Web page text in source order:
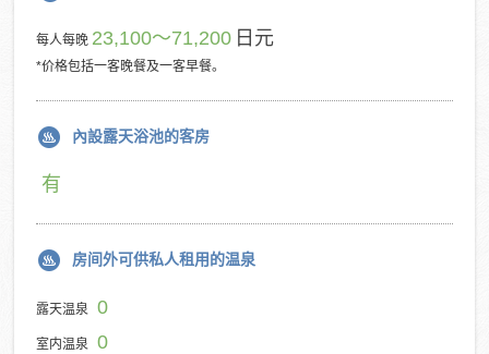
每人每晚 23,100～71,200 日元
*价格包括一客晚餐及一客早餐。
內設露天浴池的客房
有
房间外可供私人租用的温泉
露天温泉 0
室内温泉 0